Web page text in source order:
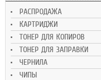
РАСПРОДАЖА
КАРТРИДЖИ
ТОНЕР ДЛЯ КОПИРОВ
ТОНЕР ДЛЯ ЗАПРАВКИ
ЧЕРНИЛА
ЧИПЫ